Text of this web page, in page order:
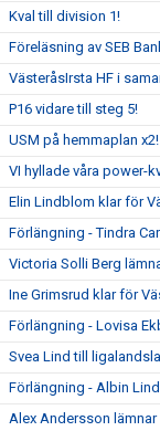
Kval till division 1!
Föreläsning av SEB
VästeråsIrsta HF i
P16 vidare till steg 5!
USM på hemmaplan x2!
VI hyllade våra power-
Elin Lindblom klar för
Förlängning - Tindra
Victoria Solli Berg
Ine Grimsrud klar för
Förlängning - Lovisa
Svea Lind till
Förlängning - Albin
Alex Andersson